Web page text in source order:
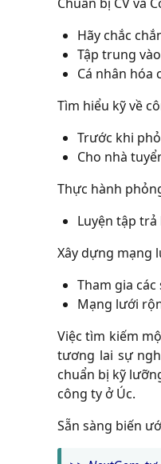
Hãy chắc
Tập trung
Cá nhân hóa
Tìm hiểu kỹ về
Trước khi
Cho nhà
Thực hành
Luyện tập
Xây dựng mạng
Tham gia
Mạng lưới
Việc tìm kiếm
tương lai sự
chuẩn bị kỹ
công ty ở Úc.
Sẵn sàng biến